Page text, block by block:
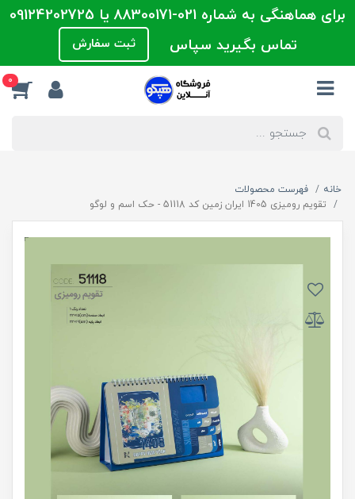
برای هماهنگی به شماره 021-88300171 یا 09124202725
تماس بگیرید سپاس
ثبت سفارش
0
خانه
فهرست محصولات
تقویم رومیزی 1405 ایران زمین کد 51118 - حک اسم و لوگو